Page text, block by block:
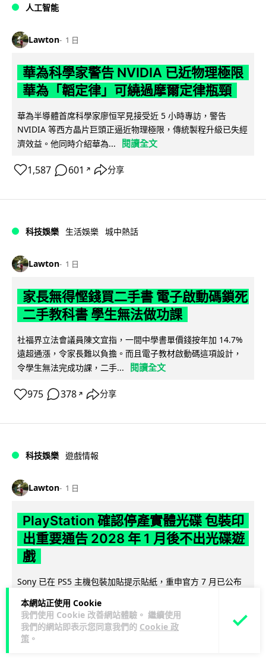
本網站正使用 Cookie
我們使用 Cookie 改善網站體驗。 繼續使用
我們的網站即表示您同意我們的 Cookie 政
策 。
人工智能
Lawton 1 日
華為科學家警告 NVIDIA 已近物理極限
華為「韜定律」可繞過摩爾定律瓶頸
華為半導體首席科學家廖恒罕見接受近 5 小時專訪，警告
NVIDIA 等西方晶片巨頭正逼近物理極限，傳統製程升級已失經
濟效益。他同時介紹華為...
閱讀全文
1,587 601 ↗ 分享
科技娛樂 生活娛樂 城中熱話
Lawton 1 日
家長無得慳錢買二手書 電子啟動碼鎖死
二手教科書 學生無法做功課
社福界立法會議員陳文宜指，一間中學書單價錢按年加 14.7%
遠超通漲，令家長難以負擔。而且電子教材啟動碼這項設計，
令學生無法完成功課，二手...
閱讀全文
975 378 ↗ 分享
科技娛樂 遊戲情報
Lawton 1 日
PlayStation 確認停產實體光碟 包裝印
出重要通告 2028 年 1 月後不出光碟遊
戲
Sony 已在 PS5 主機包裝加貼提示貼紙，重申官方 7 月已公布
因此... 閱讀全文
175